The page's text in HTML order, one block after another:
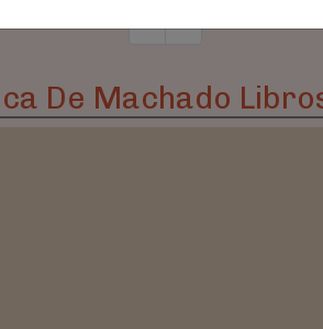
De Machado